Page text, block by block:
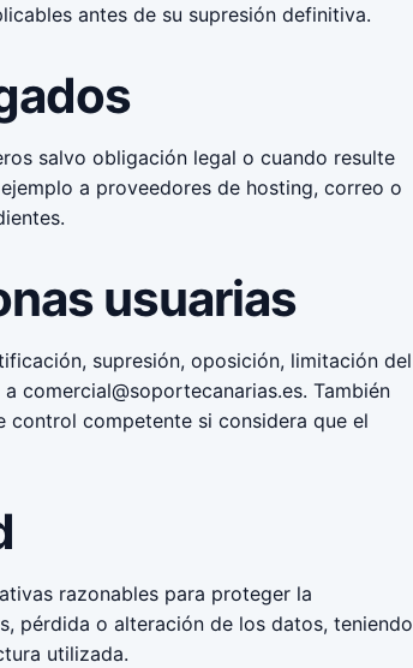
antes de su supresión definitiva.
salvo obligación legal o cuando resulte
a proveedores de hosting, correo o
usuarias
supresión, oposición, limitación del
comercial@soportecanarias.es. También
control competente si considera que el
razonables para proteger la
pérdida o alteración de los datos, teniendo
utilizada.